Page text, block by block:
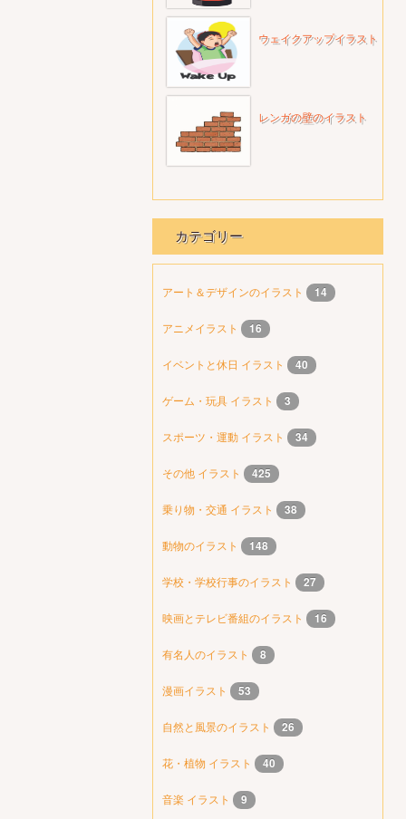
ウェイクアップイラスト
レンガの壁のイラスト
カテゴリー
アート＆デザインのイラスト 14
アニメイラスト 16
イベントと休日 イラスト 40
ゲーム・玩具 イラスト 3
スポーツ・運動 イラスト 34
その他 イラスト 425
乗り物・交通 イラスト 38
動物のイラスト 148
学校・学校行事のイラスト 27
映画とテレビ番組のイラスト 16
有名人のイラスト 8
漫画イラスト 53
自然と風景のイラスト 26
花・植物 イラスト 40
音楽 イラスト 9